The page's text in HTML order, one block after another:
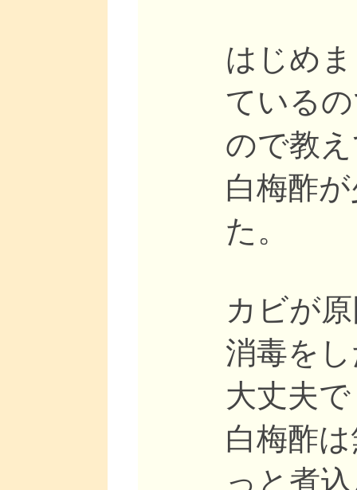
はじめ
ている
ので教
白梅酢
た。
カビが
消毒を
大丈夫
白梅酢
っと煮